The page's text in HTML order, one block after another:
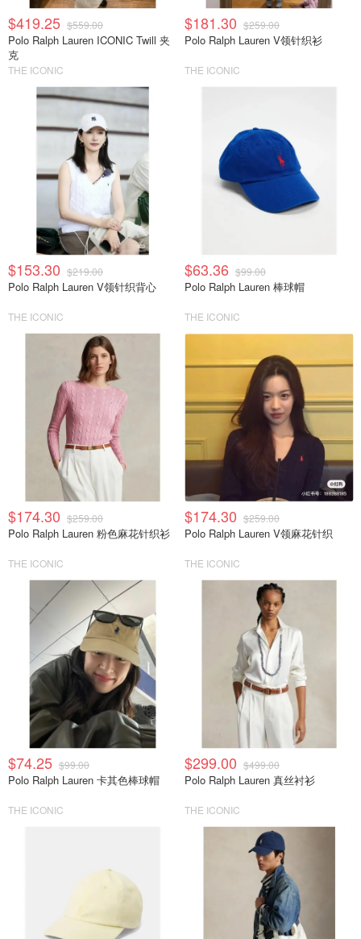
$419.25 $559.00
Polo Ralph Lauren ICONIC Twill 夹
克
THE ICONIC
$181.30 $259.00
Polo Ralph Lauren V领针织衫
THE ICONIC
$153.30 $219.00
Polo Ralph Lauren V领针织背心
THE ICONIC
$63.36 $99.00
Polo Ralph Lauren 棒球帽
THE ICONIC
$174.30 $259.00
Polo Ralph Lauren 粉色麻花针织衫
THE ICONIC
$174.30 $259.00
Polo Ralph Lauren V领麻花针织
THE ICONIC
$74.25 $99.00
Polo Ralph Lauren 卡其色棒球帽
THE ICONIC
$299.00 $499.00
Polo Ralph Lauren 真丝衬衫
THE ICONIC